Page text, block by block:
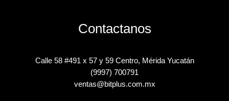
Contactanos
Calle 58 #491 x 57 y 59 Centro, Mérida Yucatán
(9997) 700791
ventas@bitplus.com.mx